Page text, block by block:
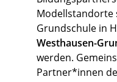
Modellstandorte
Grundschule in
Westhausen-
werden.
Partner*innen